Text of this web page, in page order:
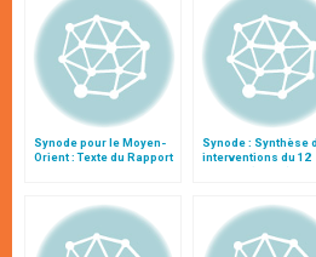
Synode pour le Moyen-
Orient : Texte du Rapport
Synode : Synthèse
interventions du 12
octobre (matin)